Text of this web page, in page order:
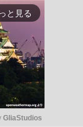
と見る
GliaStudios